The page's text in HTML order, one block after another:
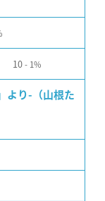
10 1%
より-（山根た